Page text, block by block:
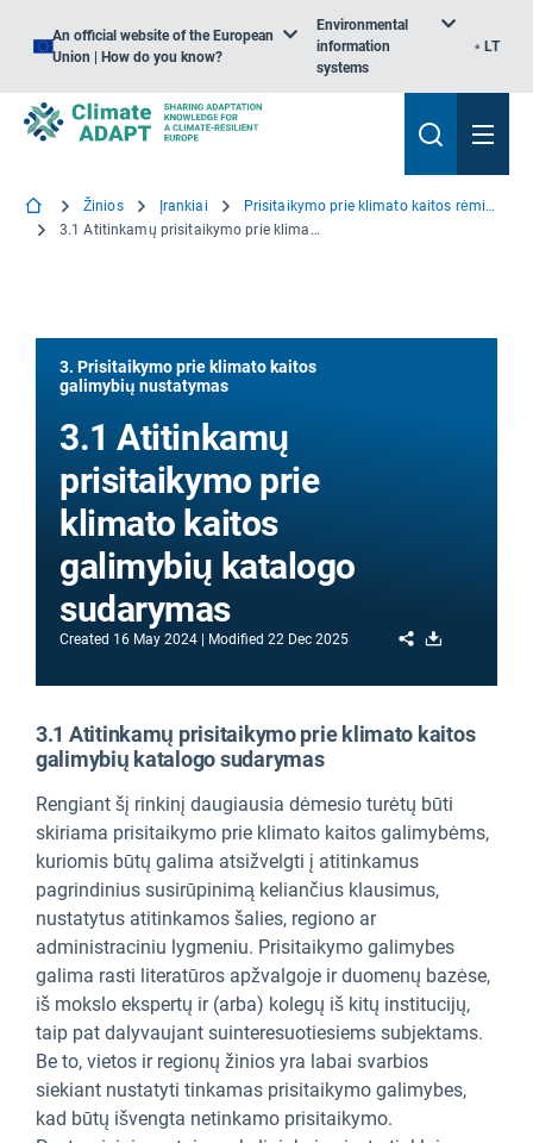
An official website of the European
Union | How do you know?
Environmental
information
systems
LT
Žinios Įrankiai
Prisitaikymo prie klimato kaitos rėmimo priemonė. Darbo pradžia
3.1 Atitinkamų prisitaikymo prie klimato kaitos galimybių katalogo sudarymas
3. Prisitaikymo prie klimato kaitos
galimybių nustatymas
3.1 Atitinkamų
prisitaikymo prie
klimato kaitos
galimybių katalogo
sudarymas
Created 16 May 2024 Modified 22 Dec 2025 Share
3.1 Atitinkamų prisitaikymo prie klimato kaitos
galimybių katalogo sudarymas
Rengiant šį rinkinį daugiausia dėmesio turėtų būti
skiriama prisitaikymo prie klimato kaitos galimybėms,
kuriomis būtų galima atsižvelgti į atitinkamus
pagrindinius susirūpinimą keliančius klausimus,
nustatytus atitinkamos šalies, regiono ar
administraciniu lygmeniu. Prisitaikymo galimybes
galima rasti literatūros apžvalgoje ir duomenų bazėse,
iš mokslo ekspertų ir (arba) kolegų iš kitų institucijų,
taip pat dalyvaujant suinteresuotiesiems subjektams.
Be to, vietos ir regionų žinios yra labai svarbios
siekiant nustatyti tinkamas prisitaikymo galimybes,
kad būtų išvengta netinkamo prisitaikymo.